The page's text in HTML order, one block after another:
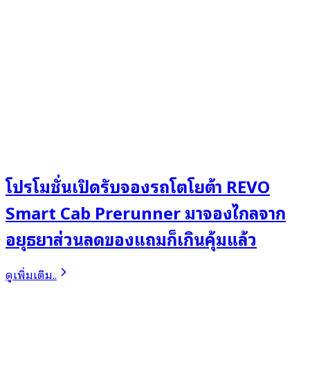
โปรโมชั่นเปิดรับจองรถโตโยต้า REVO
Smart Cab Prerunner มาจองไกลจาก
อยุธยาส่วนลดของแถมก็เกินคุ้มแล้ว
ดูเพิ่มเติม..